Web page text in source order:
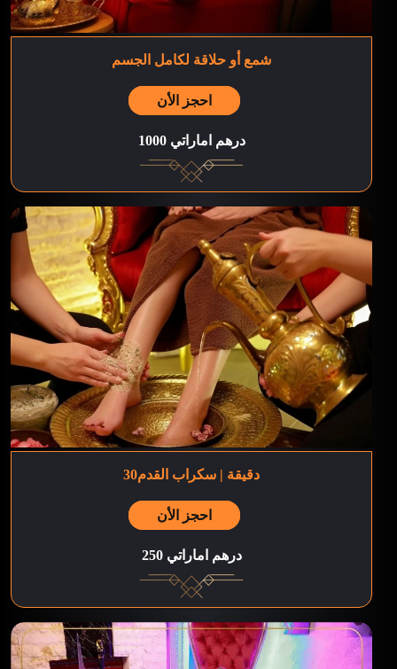
شمع أو حلاقة لكامل الجسم
احجز الأن
1000 درهم اماراتي
30دقيقة | سكراب القدم
احجز الأن
250 درهم اماراتي